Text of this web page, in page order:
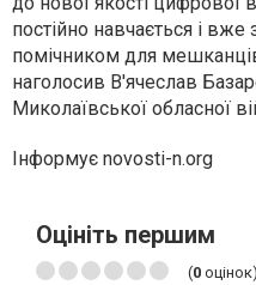
постійно навчається і
помічником для
наголосив В'ячеслав
Миколаївської обласної
Інформує novosti-n.org
Оцініть першим
(0 оцінок)